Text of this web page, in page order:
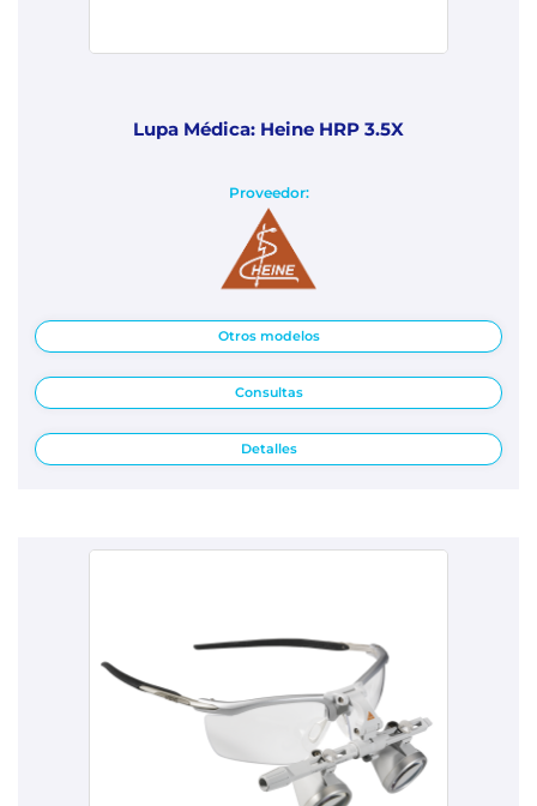
Lupa Médica: Heine HRP 3.5X
Proveedor:
Otros modelos
Consultas
Detalles